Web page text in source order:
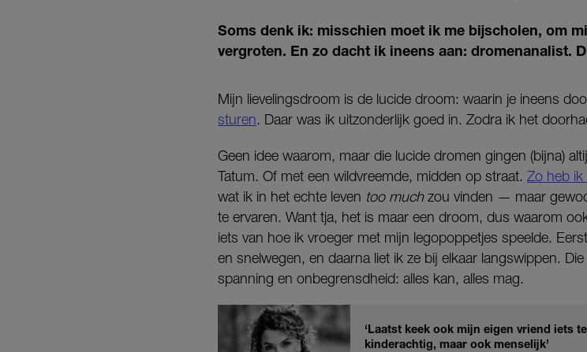
Soms denk ik: misschien moet ik me bijscholen, om
vergroten. En zo dacht ik ineens aan: dromenanalist.
Mijn lievelingsdroom is de lucide droom: waarin je ineens
sturen. Daar was ik uitzonderlijk goed in. Zodra ik het
Geen idee waarom, maar die lucide dromen gingen (bijna)
Tatum. Of met een wildvreemde, midden op straat. Zo heb
wat ik in het echte leven too muchzou vinden — maar
te ervaren. Want tja, het is maar een droom, dus waarom
iets van hoe ik vroeger met mijn legopoppetjes speelde.
en snelwegen, en daarna liet ik ze bij elkaar langswippen.
spanning en onbegrensdheid: alles kan, alles mag.
‘Laatst keek ook mijn eigen vriend iets
kinderachtig, maar ook menselijk’